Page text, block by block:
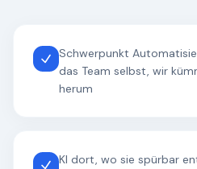
Schwerpunkt
das Team selbst, wir
herum
KI dort, wo sie spürbar